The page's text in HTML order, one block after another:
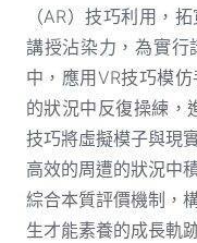
（AR）技巧利用，
講授沾染力，為實行
中，應用VR技巧模
的狀況中反復操練，
技巧將虛擬模子與現
高效的周遭的狀況中
綜合本質評價機制，
生才能素養的成長軌